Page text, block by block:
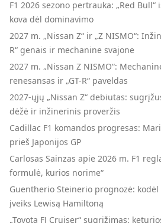
F1 2026 sezono pertrauka: „Red
kova dėl dominavimo
2027 m. „Nissan Z“ ir „Z NISMO“:
R“ genais ir mechanine svajone
2027 m. „Nissan Z NISMO“:
renesansas ir „GT-R“ paveldas
2027-ųjų „Nissan Z“ debiutas:
dėžė ir inžinerinis proveržis
Cadillac F1 komandos progresas:
prieš Japonijos GP
Carlosas Sainzas apie 2026 m. F1
formulė, kurios norime“
Guentherio Steinerio prognozė: kodėl
įveiks Lewisą Hamiltoną
„Toyota FJ Cruiser“ sugrįžimas: